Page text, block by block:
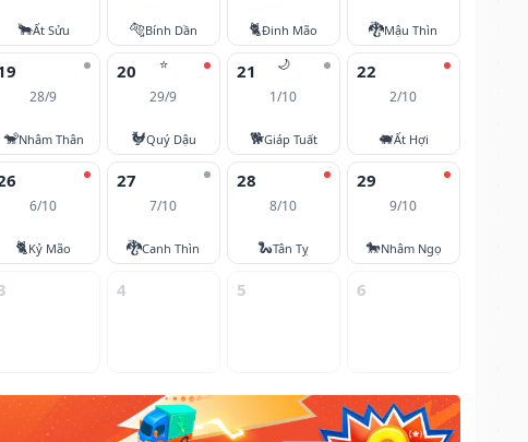
🐂Ất Sửu 🐅Bính Dần 🐈Đinh Mão 🐉Mậu Thìn
28/9
🐒Nhâm Thân
⭐
20
29/9
🐓Quý Dậu
🌙
21
1/10
🐕Giáp Tuất
22
2/10
🐖Ất Hợi
6/10
🐈Kỷ Mão
27
7/10
🐉Canh Thìn
28
8/10
🐍Tân Tỵ
29
9/10
🐎Nhâm Ngọ
4 5 6